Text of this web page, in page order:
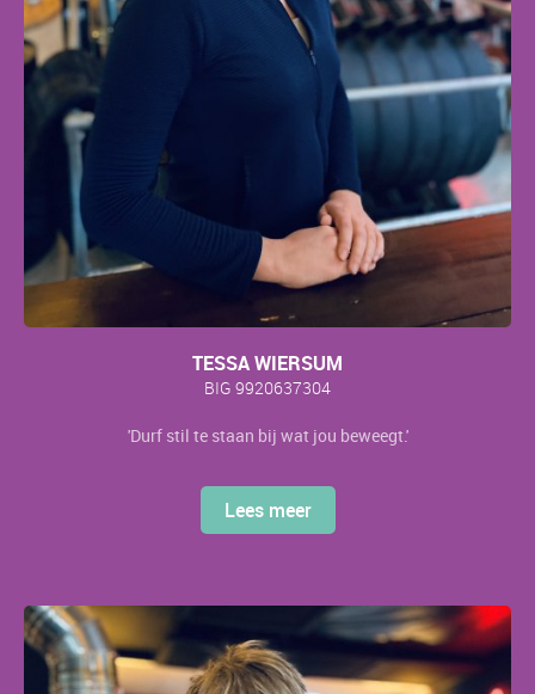
TESSA WIERSUM
BIG 9920637304
'Durf stil te staan bij wat jou beweegt.'
Lees meer